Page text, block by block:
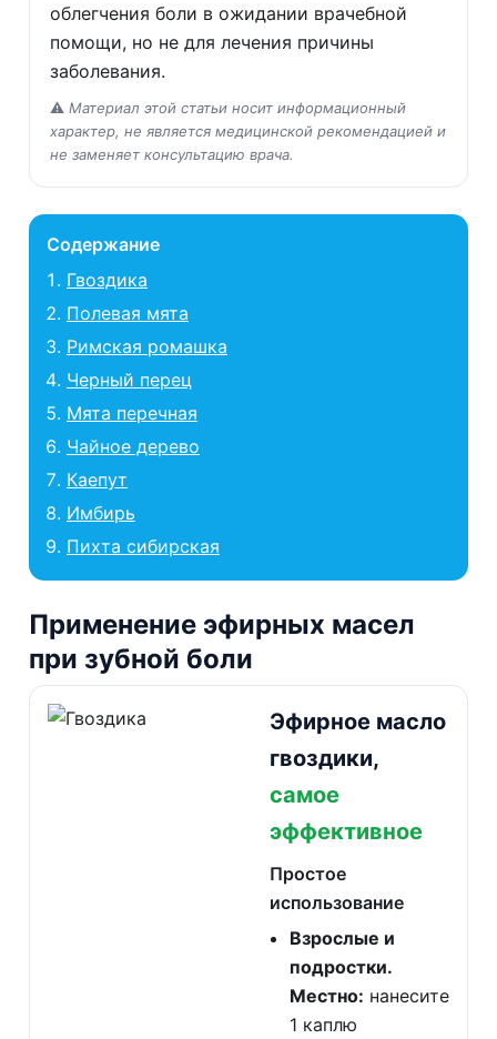
облегчения боли в ожидании врачебной
помощи, но не для лечения причины
заболевания.
⚠️ Материал этой статьи носит информационный
характер, не является медицинской рекомендацией и
не заменяет консультацию врача.
Содержание
Гвоздика
Полевая мята
Римская ромашка
Черный перец
Мята перечная
Чайное дерево
Каепут
Имбирь
Пихта сибирская
Применение эфирных масел
при зубной боли
Эфирное масло
гвоздики,
самое
эффективное
Простое
использование
Взрослые и
подростки.
Местно: нанесите
1 каплю